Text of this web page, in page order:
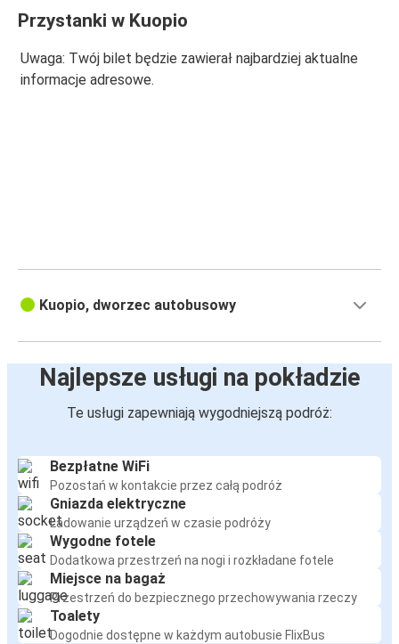
Przystanki w Kuopio
Uwaga: Twój bilet będzie zawierał najbardziej aktualne
informacje adresowe.
Kuopio, dworzec autobusowy
Najlepsze usługi na pokładzie
Te usługi zapewniają wygodniejszą podróż:
Bezpłatne WiFi
Pozostań w kontakcie przez całą podróż
Gniazda elektryczne
Ładowanie urządzeń w czasie podróży
Wygodne fotele
Dodatkowa przestrzeń na nogi i rozkładane fotele
Miejsce na bagaż
Przestrzeń do bezpiecznego przechowywania rzeczy
Toalety
Dogodnie dostępne w każdym autobusie FlixBus